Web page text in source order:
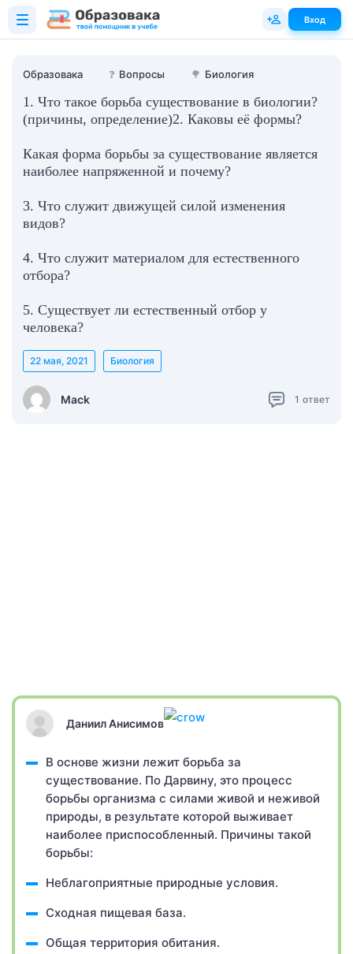
Образовака ❓ Вопросы 🌳 Биология
1. Что такое борьба существование в биологии?
(причины, определение)2. Каковы её формы?
Какая форма борьбы за существование является
наиболее напряженной и почему?
3. Что служит движущей силой изменения
видов?
4. Что служит материалом для естественного
отбора?
5. Существует ли естественный отбор у
человека?
Mack
22 мая, 2021 Биология
1 ответ
Даниил Анисимов
В основе жизни лежит борьба за
существование. По Дарвину, это процесс
борьбы организма с силами живой и неживой
природы, в результате которой выживает
наиболее приспособленный. Причины такой
борьбы:
Неблагоприятные природные условия.
Сходная пищевая база.
Общая территория обитания.
Вход